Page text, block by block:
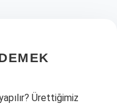
Ürettiğimiz